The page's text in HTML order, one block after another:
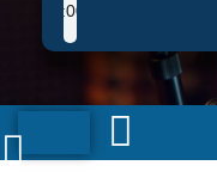
Menu